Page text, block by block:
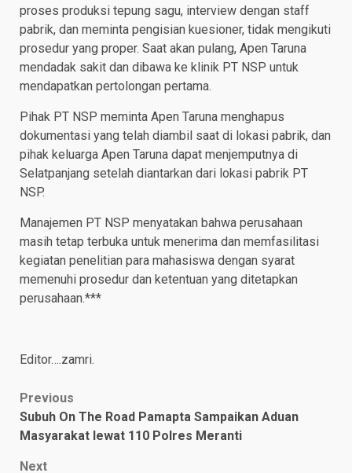
proses produksi tepung sagu, interview dengan staff
pabrik, dan meminta pengisian kuesioner, tidak mengikuti
prosedur yang proper. Saat akan pulang, Apen Taruna
mendadak sakit dan dibawa ke klinik PT NSP untuk
mendapatkan pertolongan pertama.
Pihak PT NSP meminta Apen Taruna menghapus
dokumentasi yang telah diambil saat di lokasi pabrik, dan
pihak keluarga Apen Taruna dapat menjemputnya di
Selatpanjang setelah diantarkan dari lokasi pabrik PT
NSP.
Manajemen PT NSP menyatakan bahwa perusahaan
masih tetap terbuka untuk menerima dan memfasilitasi
kegiatan penelitian para mahasiswa dengan syarat
memenuhi prosedur dan ketentuan yang ditetapkan
perusahaan.***
Editor….zamri.
Post
navigation
Previous
Subuh On The Road Pamapta Sampaikan Aduan
Masyarakat lewat 110 Polres Meranti
Next